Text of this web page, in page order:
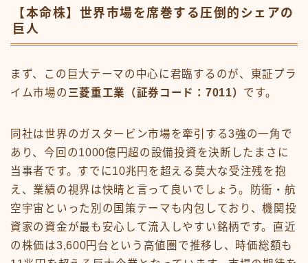
【本命株】世界市場を席巻する圧倒的シェアの
巨人
まず、この巨大テーマの中心に君臨するのが、東証プラ
イム市場の 三菱重工業（証券コード：7011） です。
同社は世界のガスタービン市場を牽引する3強の一角で
あり、今回の1000億円超の設備投資を決断したまさに
当事者です。すでに10兆円を超える莫大な受注残を抱
え、業績の視界は快晴と言って良いでしょう。防衛・航
空宇宙といった別の国策テーマも内包しており、機関投
資家の資金が最も安心して流入しやすい銘柄です。直近
の株価は3,600円台という高値圏で推移し、時価総額も